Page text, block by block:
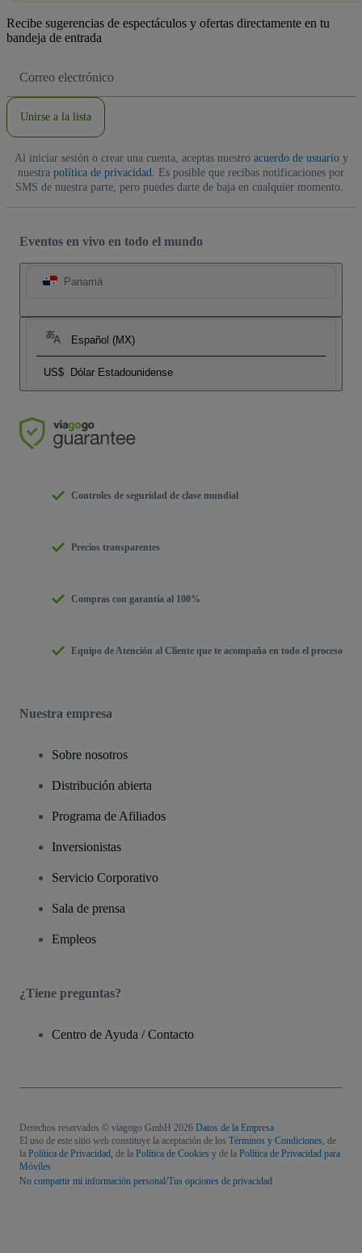
Recibe sugerencias de espectáculos y ofertas directamente en tu
bandeja de entrada
de
Unirse a la lista
Al iniciar sesión o crear una cuenta, aceptas nuestro acuerdo de usuarioy
nuestra política de privacidad. Es posible que recibas notificaciones por
SMS de nuestra parte, pero puedes darte de baja en cualquier momento.
Eventos en vivo en todo el mundo
Panamá
Español (MX)
US$ Dólar Estadounidense
Controles de seguridad de clase mundial
Precios transparentes
Compras con garantía al 100%
Equipo de Atención al Cliente que te acompaña en todo el proceso
Nuestra empresa
Sobre nosotros
Distribución abierta
Programa de Afiliados
Inversionistas
Servicio Corporativo
Sala de prensa
Empleos
¿Tiene preguntas?
Centro de Ayuda / Contacto
Derechos reservados © viagogo GmbH 2026 Datos de la Empresa
El uso de este sitio web constituye la aceptación de los Términos y Condiciones, de
la Política de Privacidad, de la Política de Cookies y de la Política de Privacidad para
Móviles
No compartir mi información personal/Tus opciones de privacidad